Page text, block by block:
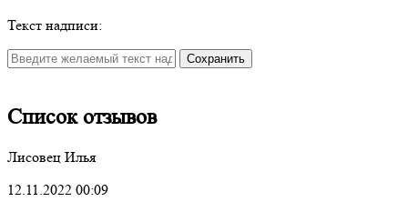
Текст надписи:
Сохранить
Список отзывов
Лисовец Илья
12.11.2022 00:09